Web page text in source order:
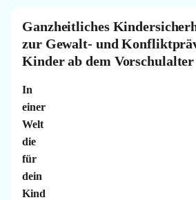
Ganzheitliches
zur Gewalt- und
Kinder ab dem Vorschulalter
In
einer
Welt
die
für
dein
Kind